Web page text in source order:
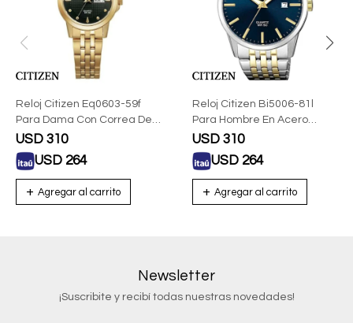
Reloj Citizen Eq0603-59f
Para Dama Con Correa De
Acero
USD 310
USD 264
Reloj Citizen Bi5006-81l
Para Hombre En Acero
Combinado
USD 310
USD 264
Newsletter
¡Suscribite y recibí todas nuestras novedades!